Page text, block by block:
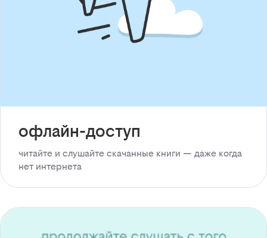
офлайн-доступ
читайте и слушайте скачанные книги — даже когда
нет интернета